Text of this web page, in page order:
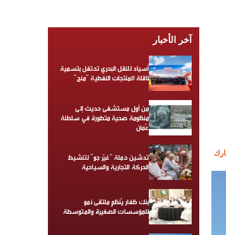
آخر الأخبار
أسياد للنقل البحري تحتفل بتسمية
ناقلة المنتجات النفطية “منح”
من أول مستشفى حديث إلى
منظومة صحية متطورة في سلطنة
عُمان
تدشين حملة “غيّر جو” لتنشيط
الحركة التجارية والسياحية
بنك ظفار يُنظم ملتقى نمو
للمؤسسات الصغيرة والمتوسطة